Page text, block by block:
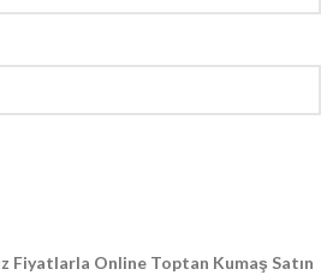
Fiyatlarla Online Toptan Kumaş Satın